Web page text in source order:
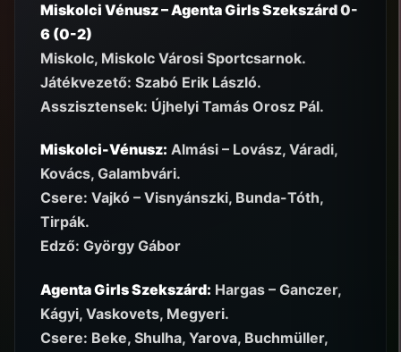
Miskolci Vénusz – Agenta Girls Szekszárd 0-
6 (0-2)
Miskolc, Miskolc Városi Sportcsarnok.
Játékvezető: Szabó Erik László.
Asszisztensek: Újhelyi Tamás Orosz Pál.
Miskolci-Vénusz: Almási – Lovász, Váradi,
Kovács, Galambvári.
Csere: Vajkó – Visnyánszki, Bunda-Tóth,
Tirpák.
Edző: György Gábor
Agenta Girls Szekszárd: Hargas – Ganczer,
Kágyi, Vaskovets, Megyeri.
Csere: Beke, Shulha, Yarova, Buchmüller,